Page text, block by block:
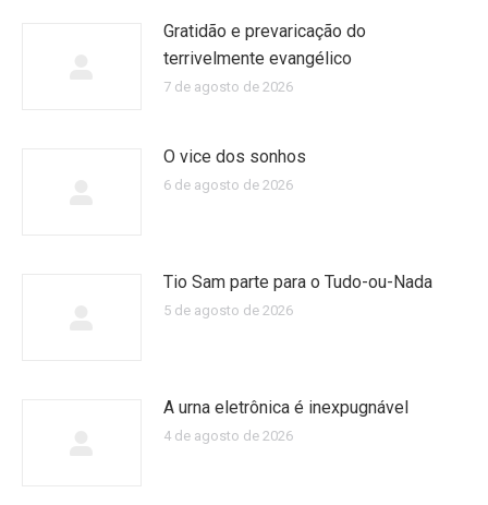
Gratidão e prevaricação do
terrivelmente evangélico
7 de agosto de 2026
O vice dos sonhos
6 de agosto de 2026
Tio Sam parte para o Tudo-ou-Nada
5 de agosto de 2026
A urna eletrônica é inexpugnável
4 de agosto de 2026